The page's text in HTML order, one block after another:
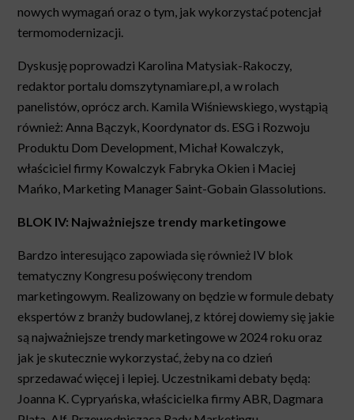
nowych wymagań oraz o tym, jak wykorzystać potencjał
termomodernizacji.
Dyskusję poprowadzi Karolina Matysiak-Rakoczy,
redaktor portalu domszytynamiare.pl, a w rolach
panelistów, oprócz arch. Kamila Wiśniewskiego, wystąpią
również: Anna Bączyk, Koordynator ds. ESG i Rozwoju
Produktu Dom Development, Michał Kowalczyk,
właściciel firmy Kowalczyk Fabryka Okien i Maciej
Mańko, Marketing Manager Saint-Gobain Glassolutions.
BLOK IV: Najważniejsze trendy marketingowe
Bardzo interesująco zapowiada się również IV blok
tematyczny Kongresu poświęcony trendom
marketingowym. Realizowany on będzie w formule debaty
ekspertów z branży budowlanej, z której dowiemy się jakie
są najważniejsze trendy marketingowe w 2024 roku oraz
jak je skutecznie wykorzystać, żeby na co dzień
sprzedawać więcej i lepiej. Uczestnikami debaty będą:
Joanna K. Cypryańska, właścicielka firmy ABR, Dagmara